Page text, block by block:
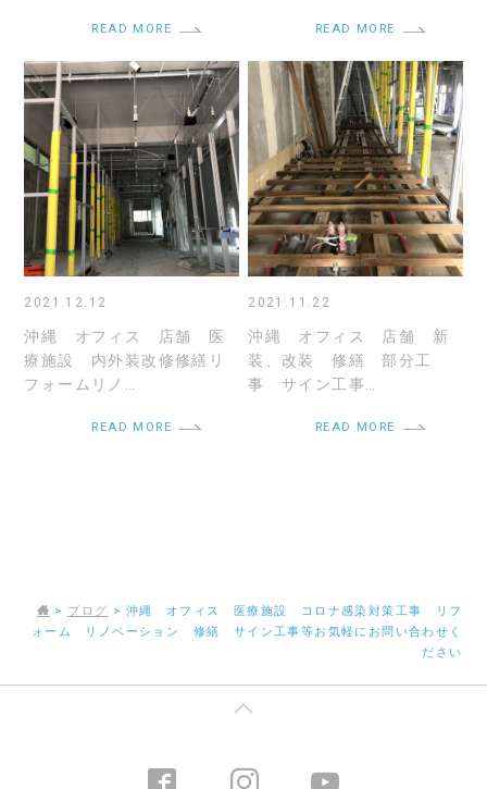
READ MORE READ MORE
2021.12.12
沖縄 オフィス 店舗 医
療施設 内外装改修修繕リ
フォームリノ…
READ MORE
2021.11.22
沖縄 オフィス 店舗 新
装、改装 修繕 部分工
事 サイン工事…
READ MORE
> ブログ > 沖縄 オフィス 医療施設 コロナ感染対策工事 リフ
ォーム リノベーション 修繕 サイン工事等お気軽にお問い合わせく
ださい